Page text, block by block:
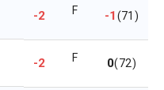
-2 F -1(71)
-2 F 0(72)